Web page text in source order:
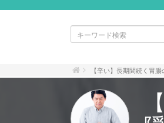
【辛い】長期間続く胃